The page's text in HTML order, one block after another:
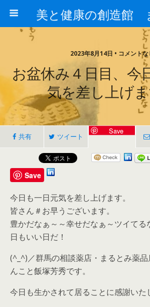
2023年8月14日 • コメントな
お盆休み４日目、今
気を差し上げ
共有 ツイート
Save
Save
今日も一日元気を差し上げます。
皆さん＃お早うございます。
豊かだなぁ～～幸せだなぁ～ツイてる
日もいい日だ！
(^_^)／群馬の相談薬店・まるとみ薬
んこと飯塚芳秀です。
今日も生かされて居ることに感謝いた